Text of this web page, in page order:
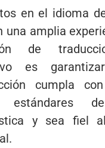
en el idioma
una amplia
de
es
cumpla
estándares
y sea fiel